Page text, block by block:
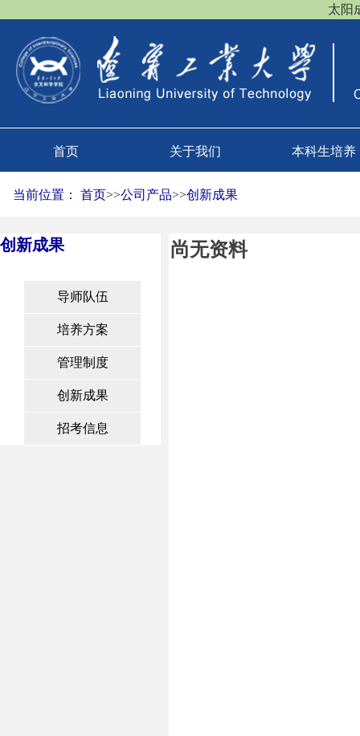
太阳
首页 关于我们 本科生培养
当前位置： 首页>>公司产品>>创新成果
创新成果
导师队伍
培养方案
管理制度
创新成果
招考信息
尚无资料